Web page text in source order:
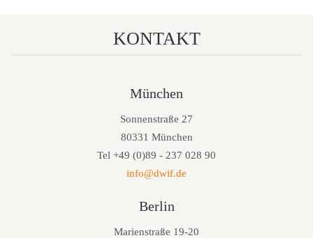
KONTAKT
München
Sonnenstraße 27
80331 München
Tel +49 (0)89 - 237 028 90
info@dwif.de
Berlin
Marienstraße 19-20